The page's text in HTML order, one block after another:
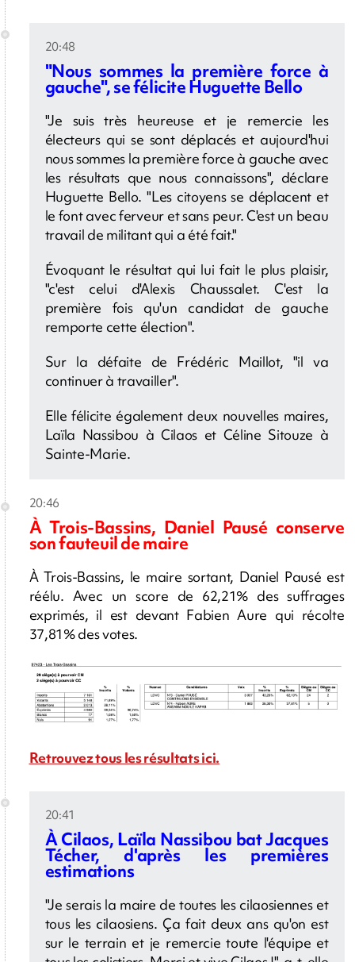
20:48
"Nous sommes la première force à
gauche", se félicite Huguette Bello
"Je suis très heureuse et je remercie les
électeurs qui se sont déplacés et aujourd'hui
nous sommes la première force à gauche avec
les résultats que nous connaissons", déclare
Huguette Bello. "Les citoyens se déplacent et
le font avec ferveur et sans peur. C'est un beau
travail de militant qui a été fait."
Évoquant le résultat qui lui fait le plus plaisir,
"c'est celui d'Alexis Chaussalet. C'est la
première fois qu'un candidat de gauche
remporte cette élection".
Sur la défaite de Frédéric Maillot, "il va
continuer à travailler".
Elle félicite également deux nouvelles maires,
Laïla Nassibou à Cilaos et Céline Sitouze à
Sainte-Marie.
20:46
À Trois-Bassins, Daniel Pausé conserve
son fauteuil de maire
À Trois-Bassins, le maire sortant, Daniel Pausé est
réélu. Avec un score de 62,21% des suffrages
exprimés, il est devant Fabien Aure qui récolte
37,81% des votes.
Retrouvez tous les résultats ici.
20:41
À Cilaos, Laïla Nassibou bat Jacques
Técher, d'après les premières
estimations
"Je serais la maire de toutes les cilaosiennes et
tous les cilaosiens. Ça fait deux ans qu'on est
sur le terrain et je remercie toute l'équipe et